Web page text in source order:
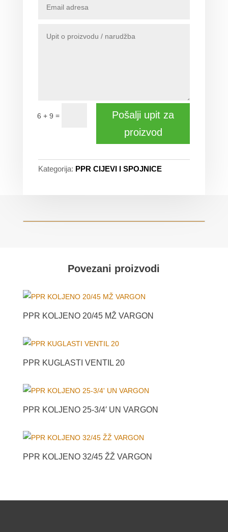
6 + 9 =
Pošalji upit za
proizvod
Kategorija: PPR CIJEVI I SPOJNICE
Povezani proizvodi
PPR KOLJENO 20/45 MŽ VARGON
PPR KUGLASTI VENTIL 20
PPR KOLJENO 25-3/4′ UN VARGON
PPR KOLJENO 32/45 ŽŽ VARGON